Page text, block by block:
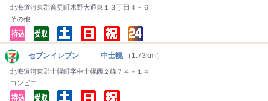
北海道河東郡音更町木野大通東１３丁目４－６
その他
セブンイレブン 中士幌 （1.73km）
北海道河東郡士幌町字中士幌西２線７４－１４
コンビニ